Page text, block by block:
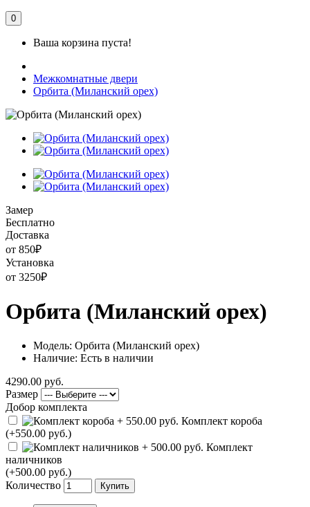
0
Ваша корзина пуста!
Межкомнатные двери
Орбита (Миланский орех)
Замер
Бесплатно
Доставка
от 850₽
Установка
от 3250₽
Орбита (Миланский орех)
Модель: Орбита (Миланский орех)
Наличие: Есть в наличии
4290.00 руб.
Размер
Добор комплекта
Комплект короба
(+550.00 руб.)
Комплект
наличников
(+500.00 руб.)
Количество
Купить